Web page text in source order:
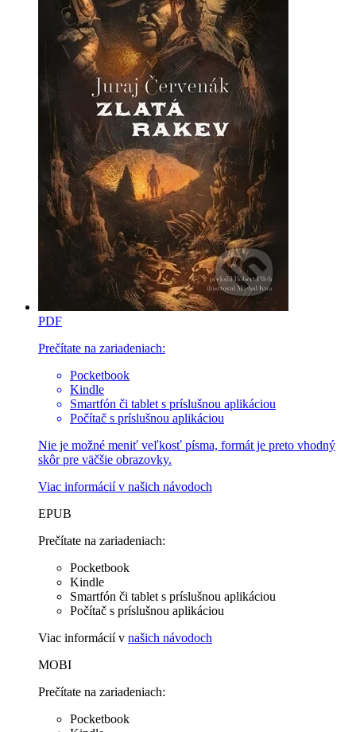
PDF
Prečítate na zariadeniach:
Pocketbook
Kindle
Smartfón či tablet s príslušnou aplikáciou
Počítač s príslušnou aplikáciou
Nie je možné meniť veľkosť písma, formát je preto vhodný
skôr pre väčšie obrazovky.
Viac informácií v našich návodoch
EPUB
Prečítate na zariadeniach:
Pocketbook
Kindle
Smartfón či tablet s príslušnou aplikáciou
Počítač s príslušnou aplikáciou
Viac informácií v našich návodoch
MOBI
Prečítate na zariadeniach:
Pocketbook